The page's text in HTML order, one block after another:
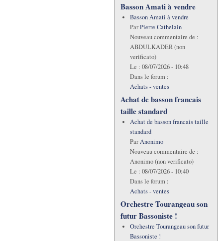
Basson Amati à vendre
Basson Amati à vendre
ParPierre Cathelain
Nouveau commentaire de :
ABDULKADER (non
verificato)
Le : 08/07/2026 - 10:48
Dans le forum :
Achats - ventes
Achat de basson francais
taille standard
Achat de basson francais taille
standard
ParAnonimo
Nouveau commentaire de :
Anonimo (non verificato)
Le : 08/07/2026 - 10:40
Dans le forum :
Achats - ventes
Orchestre Tourangeau son
futur Bassoniste !
Orchestre Tourangeau son futur
Bassoniste !